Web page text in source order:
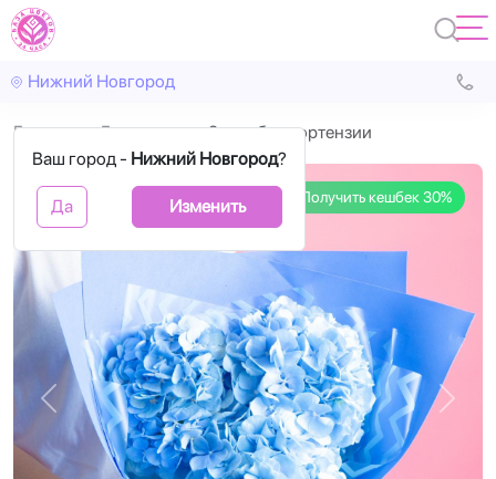
Нижний Новгород
Ваш город - Нижний Новгород?
Да Изменить
Главная Гортензия 3 голубые гортензии
Получить кешбек 30%
Назад